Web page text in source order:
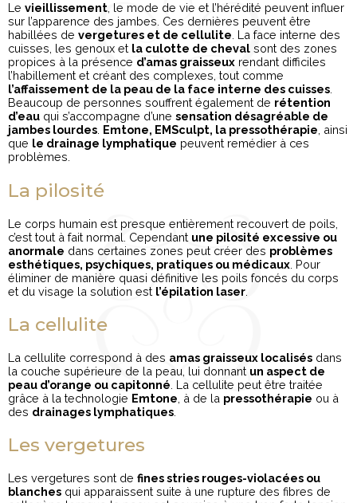
Le vieillissement, le mode de vie et l’hérédité peuvent influer
sur l’apparence des jambes. Ces dernières peuvent être
habillées de vergetures et de cellulite. La face interne des
cuisses, les genoux et la culotte de cheval sont des zones
propices à la présence d’amas graisseux rendant difficiles
l’habillement et créant des complexes, tout comme
l’affaissement de la peau de la face interne des cuisses.
Beaucoup de personnes souffrent également de rétention
d’eau qui s’accompagne d’une sensation désagréable de
jambes lourdes. Emtone, EMSculpt, la pressothérapie, ainsi
que le drainage lymphatique peuvent remédier à ces
problèmes.
La pilosité
Le corps humain est presque entièrement recouvert de poils,
c’est tout à fait normal. Cependant une pilosité excessive ou
anormale dans certaines zones peut créer des problèmes
esthétiques, psychiques, pratiques ou médicaux . Pour
éliminer de manière quasi définitive les poils foncés du corps
et du visage la solution est l’épilation laser
La cellulite
La cellulite correspond à des amas graisseux localisés dans
la couche supérieure de la peau, lui donnant un aspect de
peau d’orange ou capitonné . La cellulite peut être traitée
grâce à la technologie Emtone , à de la pressothérapie ou à
des drainages lymphatiques
Les vergetures
Les vergetures sont de fines stries rouges-violacées ou
blanches qui apparaissent suite à une rupture des fibres de